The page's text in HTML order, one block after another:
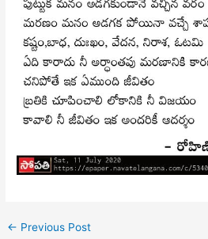
← Previous Post